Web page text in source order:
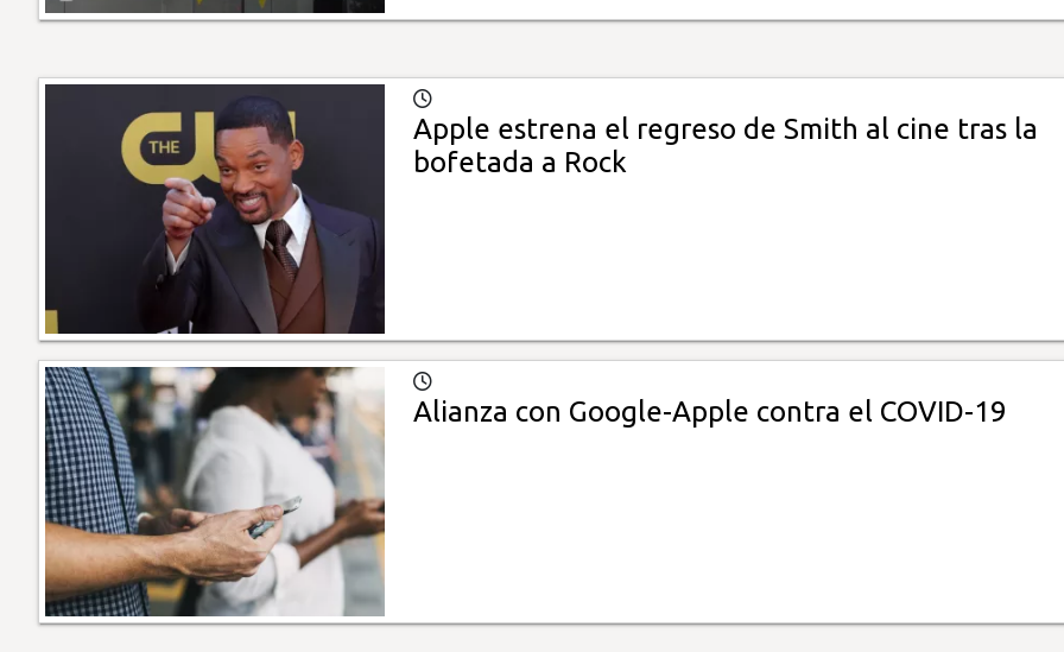
Apple estrena el regreso de Smith al cine tras la
bofetada a Rock
Alianza con Google-Apple contra el COVID-19